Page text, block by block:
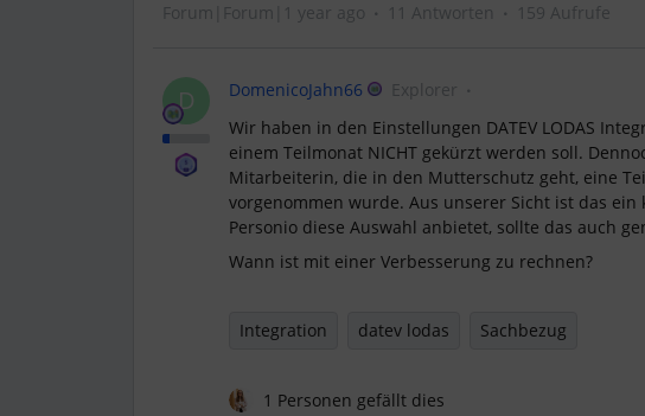
Forum|Forum|1 year ago 11 Antworten 159 Aufrufe
D DomenicoJahn66
Explorer
Wir haben in den Einstellungen DATEV LODAS
einem Teilmonat NICHT gekürzt werden soll.
Mitarbeiterin, die in den Mutterschutz geht, eine
vorgenommen wurde. Aus unserer Sicht ist das
Personio diese Auswahl anbietet, sollte das auch
Wann ist mit einer Verbesserung zu rechnen?
Integration datev lodas Sachbezug
1 Personen gefällt dies